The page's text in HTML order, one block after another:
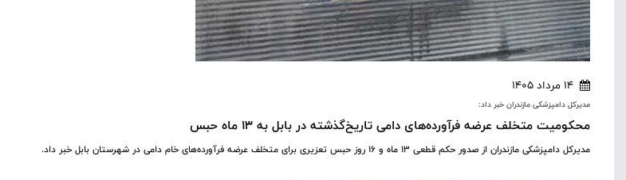
14 مرداد 1405
مدیرکل دامپزشکی مازندران خبر داد:
محکومیت متخلف عرضه فرآورده‌های دامی تاریخ‌گذشته در بابل به ۱۳ ماه حبس
مدیرکل دامپزشکی مازندران از صدور حکم قطعی ۱۳ ماه و ۱۶ روز حبس تعزیری برای متخلف عرضه فرآورده‌های خام دامی در شهرستان بابل خبر داد.